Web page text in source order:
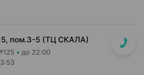
5, пом.3-5 (ТЦ СКАЛА)
до 22:00